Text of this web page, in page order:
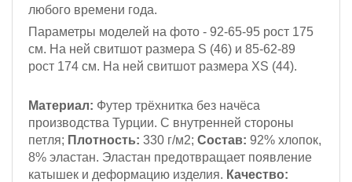
любого времени года.
Параметры моделей на фото - 92-65-95 рост 175
см. На ней свитшот размера S (46) и 85-62-89
рост 174 см. На ней свитшот размера XS (44).
Материал: Футер трёхнитка без начёса
производства Турции. С внутренней стороны
петля; Плотность: 330 г/м2; Состав: 92% хлопок,
8% эластан. Эластан предотвращает появление
катышек и деформацию изделия. Качество: